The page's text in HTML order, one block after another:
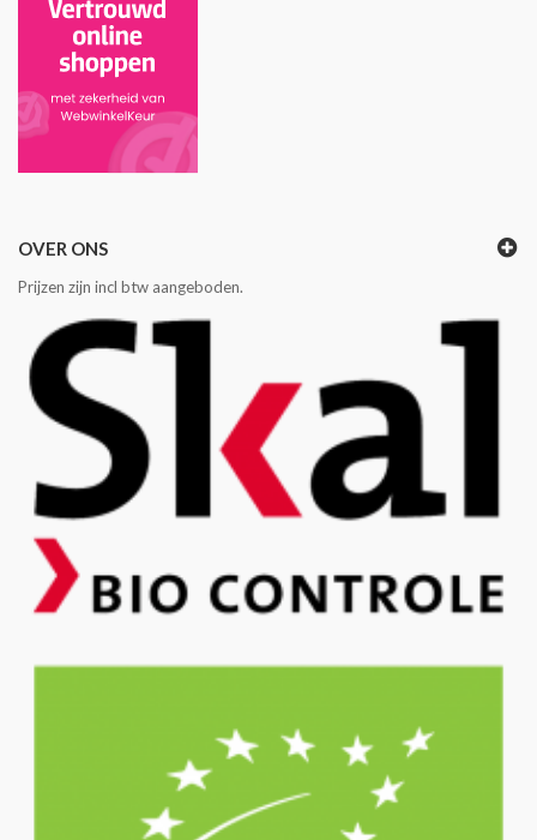
OVER ONS
Prijzen zijn incl btw aangeboden.